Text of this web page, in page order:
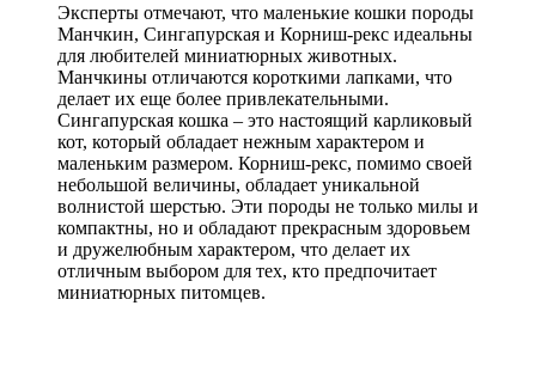
Эксперты отмечают, что маленькие кошки породы
Манчкин, Сингапурская и Корниш-рекс идеальны
для любителей миниатюрных животных.
Манчкины отличаются короткими лапками, что
делает их еще более привлекательными.
Сингапурская кошка – это настоящий карликовый
кот, который обладает нежным характером и
маленьким размером. Корниш-рекс, помимо своей
небольшой величины, обладает уникальной
волнистой шерстью. Эти породы не только милы и
компактны, но и обладают прекрасным здоровьем
и дружелюбным характером, что делает их
отличным выбором для тех, кто предпочитает
миниатюрных питомцев.